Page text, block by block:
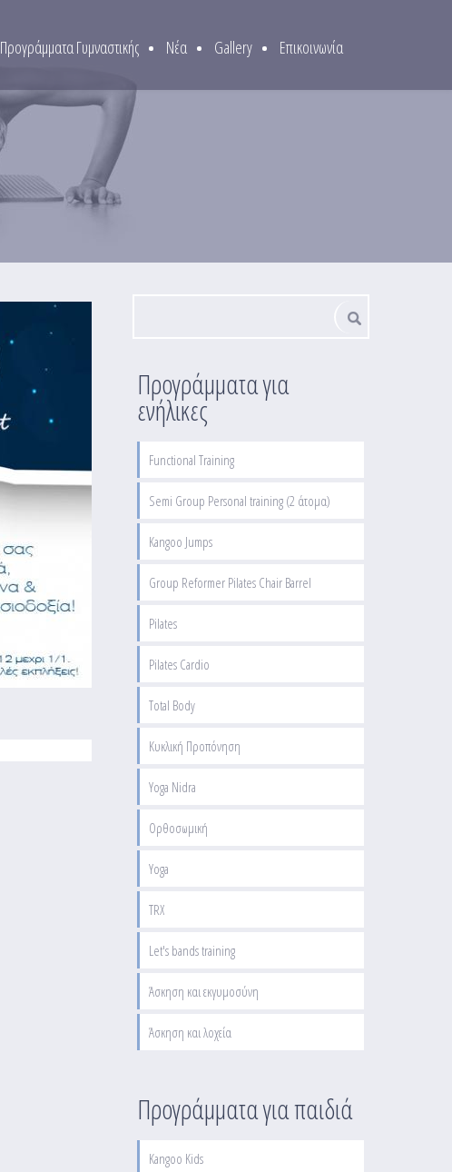
Προγράμματα Γυμναστικής Νέα Gallery Επικοινωνία
Προγράμματα για
ενήλικες
Functional Training
Semi Group Personal training (2 άτομα)
Kangoo Jumps
Group Reformer Pilates Chair Barrel
Pilates
Pilates Cardio
Total Body
Κυκλική Προπόνηση
Yoga Nidra
Ορθοσωμική
Yoga
TRX
Let's bands training
Άσκηση και εκγυμοσύνη
Άσκηση και λοχεία
Προγράμματα για παιδιά
Kangoo Kids